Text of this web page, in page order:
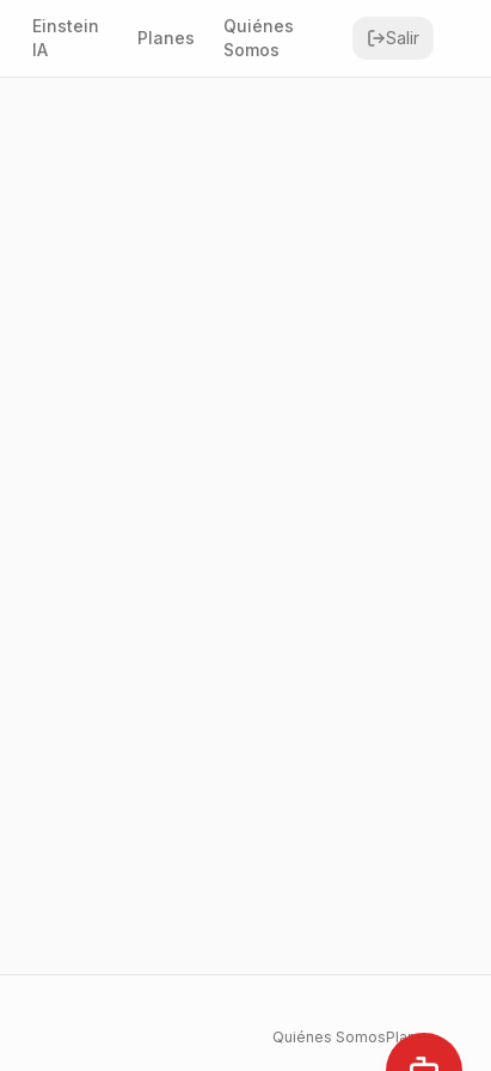
Einstein
IA
Planes
Quiénes
Somos
Salir
Quiénes SomosPlanes